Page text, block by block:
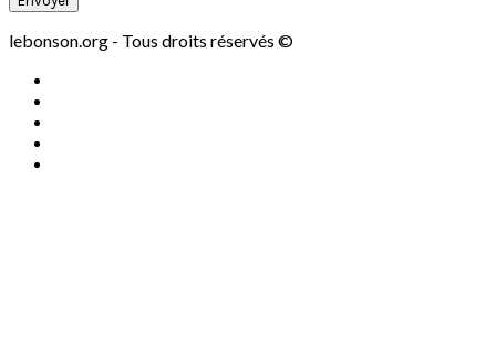
lebonson.org - Tous droits réservés ©